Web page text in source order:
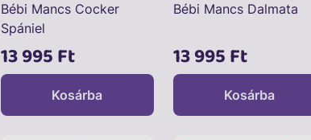
Bébi Mancs Cocker
Spániel
13 995 Ft
Kosárba
Bébi Mancs Dalmata
13 995 Ft
Kosárba